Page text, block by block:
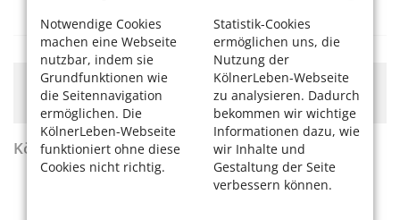
Notwendige Cookies
machen eine Webseite
nutzbar, indem sie
Grundfunktionen wie
die Seitennavigation
ermöglichen. Die
KölnerLeben-Webseite
funktioniert ohne diese
Cookies nicht richtig.
Statistik-Cookies
ermöglichen uns, die
Nutzung der
KölnerLeben-Webseite
zu analysieren. Dadurch
bekommen wir wichtige
Informationen dazu, wie
wir Inhalte und
Gestaltung der Seite
verbessern können.
Hier könnte Werbung stehen, mit der wir uns
finanzieren. Bitte akzeptieren Sie dieCookie-Meldung.
KölnerLeben Sommer 2026